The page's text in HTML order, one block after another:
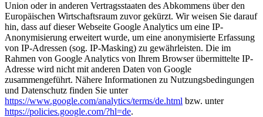
Union oder in anderen Vertragsstaaten des Abkommens über den
Europäischen Wirtschaftsraum zuvor gekürzt. Wir weisen Sie darauf
hin, dass auf dieser Webseite Google Analytics um eine IP-
Anonymisierung erweitert wurde, um eine anonymisierte Erfassung
von IP-Adressen (sog. IP-Masking) zu gewährleisten. Die im
Rahmen von Google Analytics von Ihrem Browser übermittelte IP-
Adresse wird nicht mit anderen Daten von Google
zusammengeführt. Nähere Informationen zu Nutzungsbedingungen
und Datenschutz finden Sie unter
https://www.google.com/analytics/terms/de.html bzw. unter
https://policies.google.com/?hl=de.